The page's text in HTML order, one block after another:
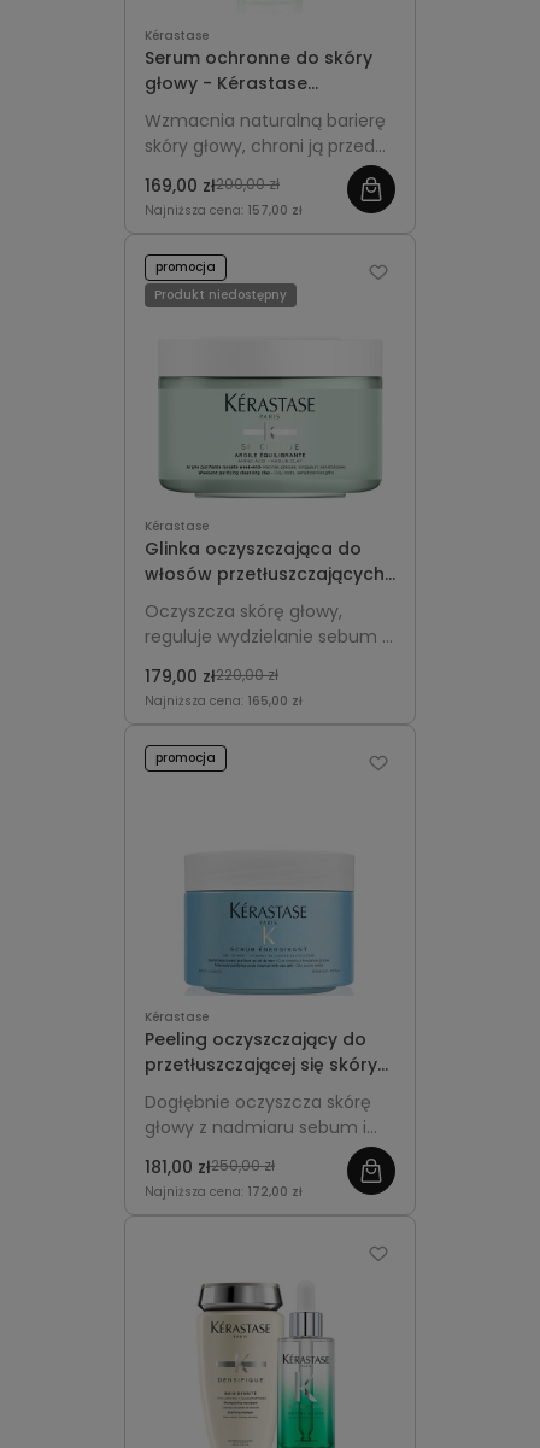
Kérastase
Serum ochronne do skóry
głowy - Kérastase
Specifique Potentialiste
90ml
Wzmacnia naturalną barierę
skóry głowy, chroni ją przed
podrażnieniami i wspiera
zdrowy wzrost włosów.
169,00 zł200,00 zł
Najniższa cena: 157,00 zł
Kérastase
Glinka oczyszczająca do
włosów przetłuszczających
się u nasady - Kérastase
Specifique Argile
Équilibrante 250ml
Oczyszcza skórę głowy,
reguluje wydzielanie sebum i
pozostawiając je lekkie i
pełne objętości.
179,00 zł220,00 zł
Najniższa cena: 165,00 zł
promocja
Produkt niedostępny
Kérastase
Peeling oczyszczający do
przetłuszczającej się skóry
głowy - Kérastase Fusio-
Scrub Energisant 250ml
Dogłębnie oczyszcza skórę
głowy z nadmiaru sebum i
zanieczyszczeń, przywraca
świeżość, lekkość włosów i
długotrwałe uczucie
181,00 zł250,00 zł
Najniższa cena: 172,00 zł
promocja